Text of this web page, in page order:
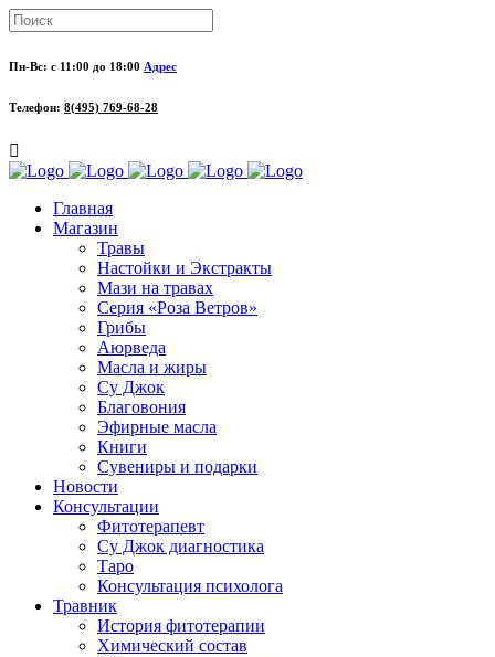
Пн-Вс: с 11:00 до 18:00 Адрес
Телефон: 8(495) 769-68-28
Главная
Магазин
Травы
Настойки и Экстракты
Мази на травах
Серия «Роза Ветров»
Грибы
Аюрведа
Масла и жиры
Су Джок
Благовония
Эфирные масла
Книги
Сувениры и подарки
Новости
Консультации
Фитотерапевт
Су Джок диагностика
Таро
Консультация психолога
Травник
История фитотерапии
Химический состав